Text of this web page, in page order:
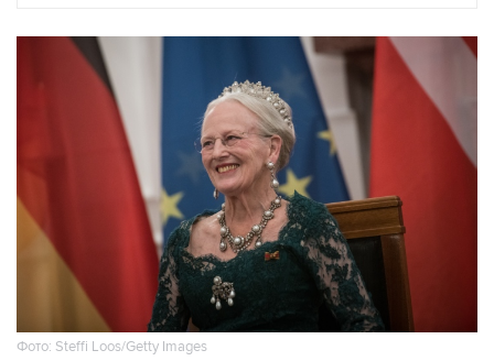
Фото: Steffi Loos/Getty Images